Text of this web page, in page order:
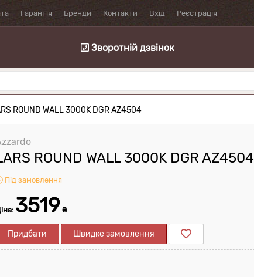
Гарантія Бренди Контакти Вхід Реєстрація
Зворотній дзвінок
ROUND WALL 3000K DGR AZ4504
ROUND WALL 3000K DGR AZ4504
Під замовлення
3519 ₴
Придбати Швидке замовлення